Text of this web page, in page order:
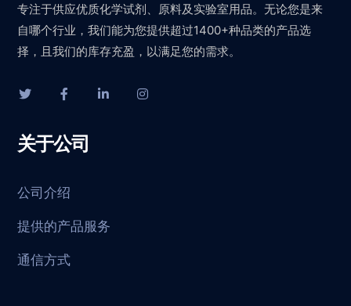
专注于供应优质化学试剂、原料及实验室用品。无论您是来
自哪个行业，我们能为您提供超过1400+种品类的产品选
择，且我们的库存充盈，以满足您的需求。
关于公司
公司介绍
提供的产品服务
通信方式